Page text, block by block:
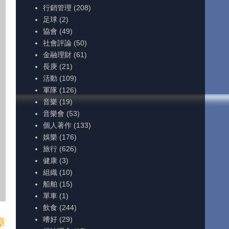
行銷管理 (208)
足球 (2)
協會 (49)
社會評論 (50)
金融理財 (61)
長庚 (21)
活動 (109)
軍隊 (126)
音樂 (19)
音樂會 (53)
個人著作 (133)
娛樂 (176)
旅行 (626)
健康 (3)
組織 (10)
船舶 (15)
單車 (1)
飲食 (244)
嗜好 (29)